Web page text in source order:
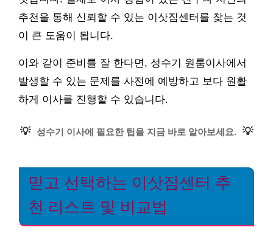
추천을 통해 신뢰할 수 있는 이삿짐센터를 찾는 것
이 큰 도움이 됩니다.
이와 같이 준비를 잘 한다면, 성수기 원룸이사에서
발생할 수 있는 문제를 사전에 예방하고 보다 원활
하게 이사를 진행할 수 있습니다.
💡 성수기 이사에 필요한 팁을 지금 바로 알아보세요. 💡
믿고 선택하는 이삿짐센터 추
천 리스트 및 비교법